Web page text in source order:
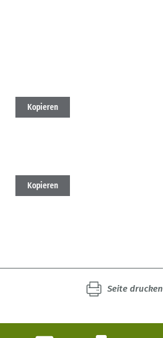
Kopieren
Kopieren
Seite drucken